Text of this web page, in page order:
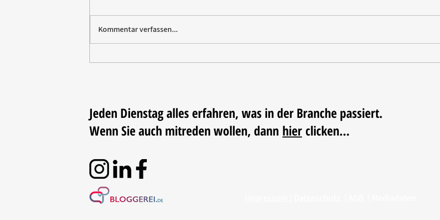
Kommentar verfassen...
Jeden Dienstag alles erfahren, was in der Branche passiert.
Wenn Sie auch mitreden wollen, dann hier clicken...